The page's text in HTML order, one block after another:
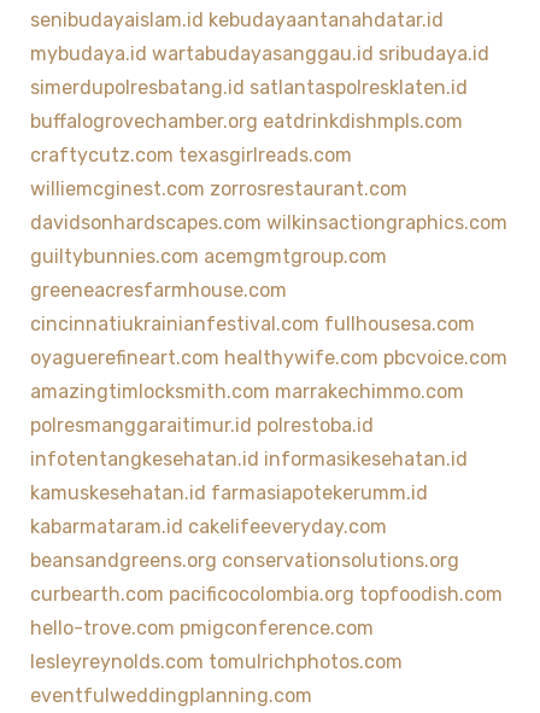
senibudayaislam.id kebudayaantanahdatar.id
mybudaya.id wartabudayasanggau.id sribudaya.id
simerdupolresbatang.id satlantaspolresklaten.id
buffalogrovechamber.org eatdrinkdishmpls.com
craftycutz.com texasgirlreads.com
williemcginest.com zorrosrestaurant.com
davidsonhardscapes.com wilkinsactiongraphics.com
guiltybunnies.com acemgmtgroup.com
greeneacresfarmhouse.com
cincinnatiukrainianfestival.com fullhousesa.com
oyaguerefineart.com healthywife.com pbcvoice.com
amazingtimlocksmith.com marrakechimmo.com
polresmanggaraitimur.id polrestoba.id
infotentangkesehatan.id informasikesehatan.id
kamuskesehatan.id farmasiapotekerumm.id
kabarmataram.id cakelifeeveryday.com
beansandgreens.org conservationsolutions.org
curbearth.com pacificocolombia.org topfoodish.com
hello-trove.com pmigconference.com
lesleyreynolds.com tomulrichphotos.com
eventfulweddingplanning.com